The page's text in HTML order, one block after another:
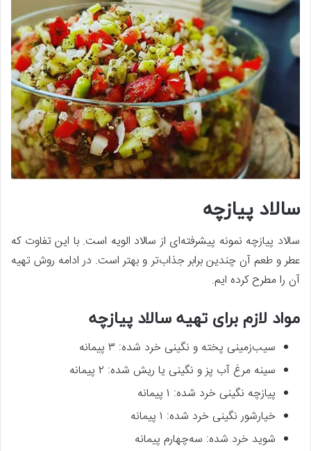
سالاد پیازچه
سالاد پیازچه نمونه پیشرفته‌ای از سالاد الویه است. با این تفاوت که
عطر و طعم آن چندین برابر جذاب‌تر و بهتر است. در ادامه روش تهیه
آن را مطرح کرده ایم.
مواد لازم برای تهیه سالاد پیازچه
سیب‌زمینی پخته و نگینی خرد شده: ۳ پیمانه
سینه مرغ آب پز و نگینی یا ریش شده: ۲ پیمانه
پیازچه نگینی خرد شده: ۱ پیمانه
خیارشور نگینی خرد شده: ۱ پیمانه
شوید خرد شده: سه‌چهارم پیمانه